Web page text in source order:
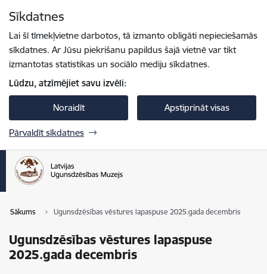
Sīkdatnes
Lai šī tīmekļvietne darbotos, tā izmanto obligāti nepieciešamās
sīkdatnes. Ar Jūsu piekrišanu papildus šajā vietnē var tikt
izmantotas statistikas un sociālo mediju sīkdatnes.
Lūdzu, atzīmējiet savu izvēli:
Noraidīt Apstiprināt visas
Pārvaldīt sīkdatnes
Sākums Ugunsdzēsības vēstures lapaspuse 2025.gada decembris
Ugunsdzēsības vēstures lapaspuse
2025.gada decembris